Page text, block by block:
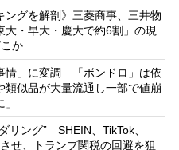
ングを解剖》三菱商事、三井物
・早大・慶大で約6割」の現
か
情」に変調 「ボンドロ」は依
似品が大量流通し一部で値崩
リング” SHEIN、TikTok、
せ、トランプ関税の回避を狙